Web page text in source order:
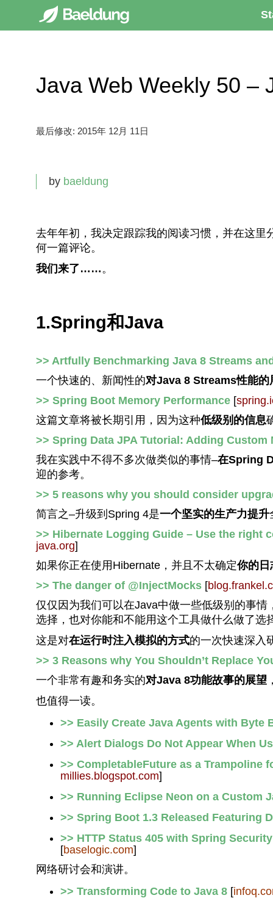
Java Web Weekly 50 –
最后修改: 2015年 12月 11日
by baeldung
去年年初，我决定跟踪我的阅读习惯，并在这
何一篇评论。
我们来了……。
1.Spring和Java
>> Artfully Benchmarking Java 8 Streams
一个快速的、新闻性的对Java 8 Streams性能的
>> Spring Boot Memory Performance [
这篇文章将被长期引用，因为这种低级别的信息
>> Spring Data JPA Tutorial: Adding
我在实践中不得不多次做类似的事情–在Spring
迎的参考。
>> 5 reasons why you should consider
简言之–升级到Spring 4是一个坚实的生产力提升
>> Hibernate Logging Guide – Use the right
java.org]
如果你正在使用Hibernate，并且不太确定你的日
>> The danger of @InjectMocks [
仅仅因为我们可以在Java中做一些低级别的事
选择，也对你能和不能用这个工具做什么做了选
这是对在运行时注入模拟的方式的一次快速深入
>> 3 Reasons why You Shouldn’t Replace
一个非常有趣和务实的对Java 8功能故事的展望
也值得一读。
>> Easily Create Java Agents with Byte
>> Alert Dialogs Do Not Appear When
>> CompletableFuture as a Trampoline
millies.blogspot.com]
>> Running Eclipse Neon on a Custom
>> Spring Boot 1.3 Released Featuring
>> HTTP Status 405 with Spring
[baselogic.com]
网络研讨会和演讲。
>> Transforming Code to Java 8[